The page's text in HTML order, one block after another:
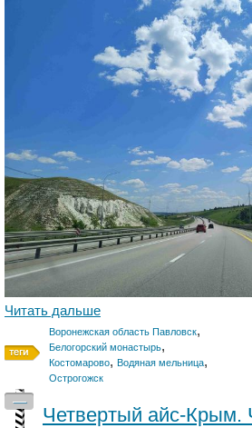
Читать дальше
Воронежская область Павловск,
Белогорский монастырь,
Костомарово, Водяная мельница,
Острогожск
—
Четвертый айс-Крым.